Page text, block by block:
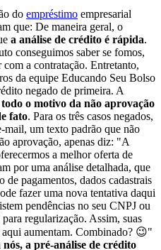
do empréstimo empresarial
que: De maneira geral, o
a análise de crédito é rápida.
conseguimos saber se fomos,
a contratação. Entretanto,
da equipe Educando Seu Bolso
negado de primeira. A
o motivo da não aprovação
fato. Para os três casos negados,
mail, um texto padrão que não
aprovação, apenas diz: "A
a melhor oferta de
por uma análise detalhada, que
pagamentos, dados cadastrais
fazer uma nova tentativa daqui
pendências no seu CNPJ ou
regularização. Assim, suas
aumentam. Combinado? 😉"
a pré-análise de crédito